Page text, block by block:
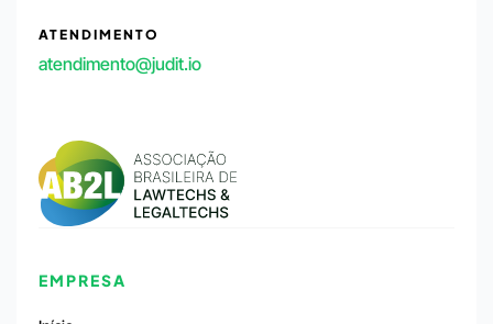
ATENDIMENTO
atendimento@judit.io
EMPRESA